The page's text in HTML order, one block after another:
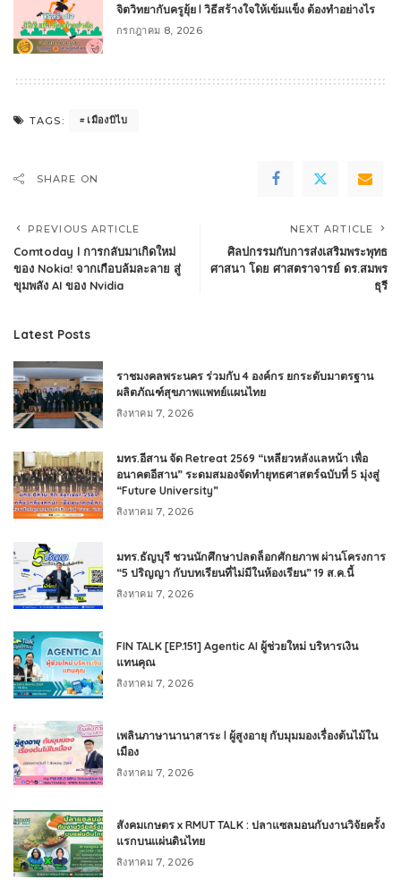
จิตวิทยากับครูยุ้ย l วิธีสร้างใจให้เข้มแข็ง ต้องทำอย่างไร
กรกฎาคม 8, 2026
TAGS: เมืองบิไบ
SHARE ON
PREVIOUS ARTICLE
Comtoday l การกลับมาเกิดใหม่
ของ Nokia! จากเกือบล้มละลาย สู่
ขุมพลัง AI ของ Nvidia
NEXT ARTICLE
ศิลปกรรมกับการส่งเสริมพระพุทธ
ศาสนา โดย ศาสตราจารย์ ดร.สมพร
ธุรี
Latest Posts
ราชมงคลพระนคร ร่วมกับ 4 องค์กร ยกระดับมาตรฐาน
ผลิตภัณฑ์สุขภาพแพทย์แผนไทย
สิงหาคม 7, 2026
มทร.อีสาน จัด Retreat 2569 “เหลียวหลังแลหน้า เพื่อ
อนาคตอีสาน” ระดมสมองจัดทำยุทธศาสตร์ฉบับที่ 5 มุ่งสู่
“Future University”
สิงหาคม 7, 2026
มทร.ธัญบุรี ชวนนักศึกษาปลดล็อกศักยภาพ ผ่านโครงการ
“5 ปริญญา กับบทเรียนที่ไม่มีในห้องเรียน” 19 ส.ค.นี้
สิงหาคม 7, 2026
FIN TALK [EP.151] Agentic AI ผู้ช่วยใหม่ บริหารเงิน
แทนคุณ
สิงหาคม 7, 2026
เพลินภาษานานาสาระ l ผู้สูงอายุ กับมุมมองเรื่องต้นไม้ใน
เมือง
สิงหาคม 7, 2026
สังคมเกษตร x RMUT TALK : ปลาแซลมอนกับงานวิจัยครั้ง
แรกบนแผ่นดินไทย
สิงหาคม 7, 2026